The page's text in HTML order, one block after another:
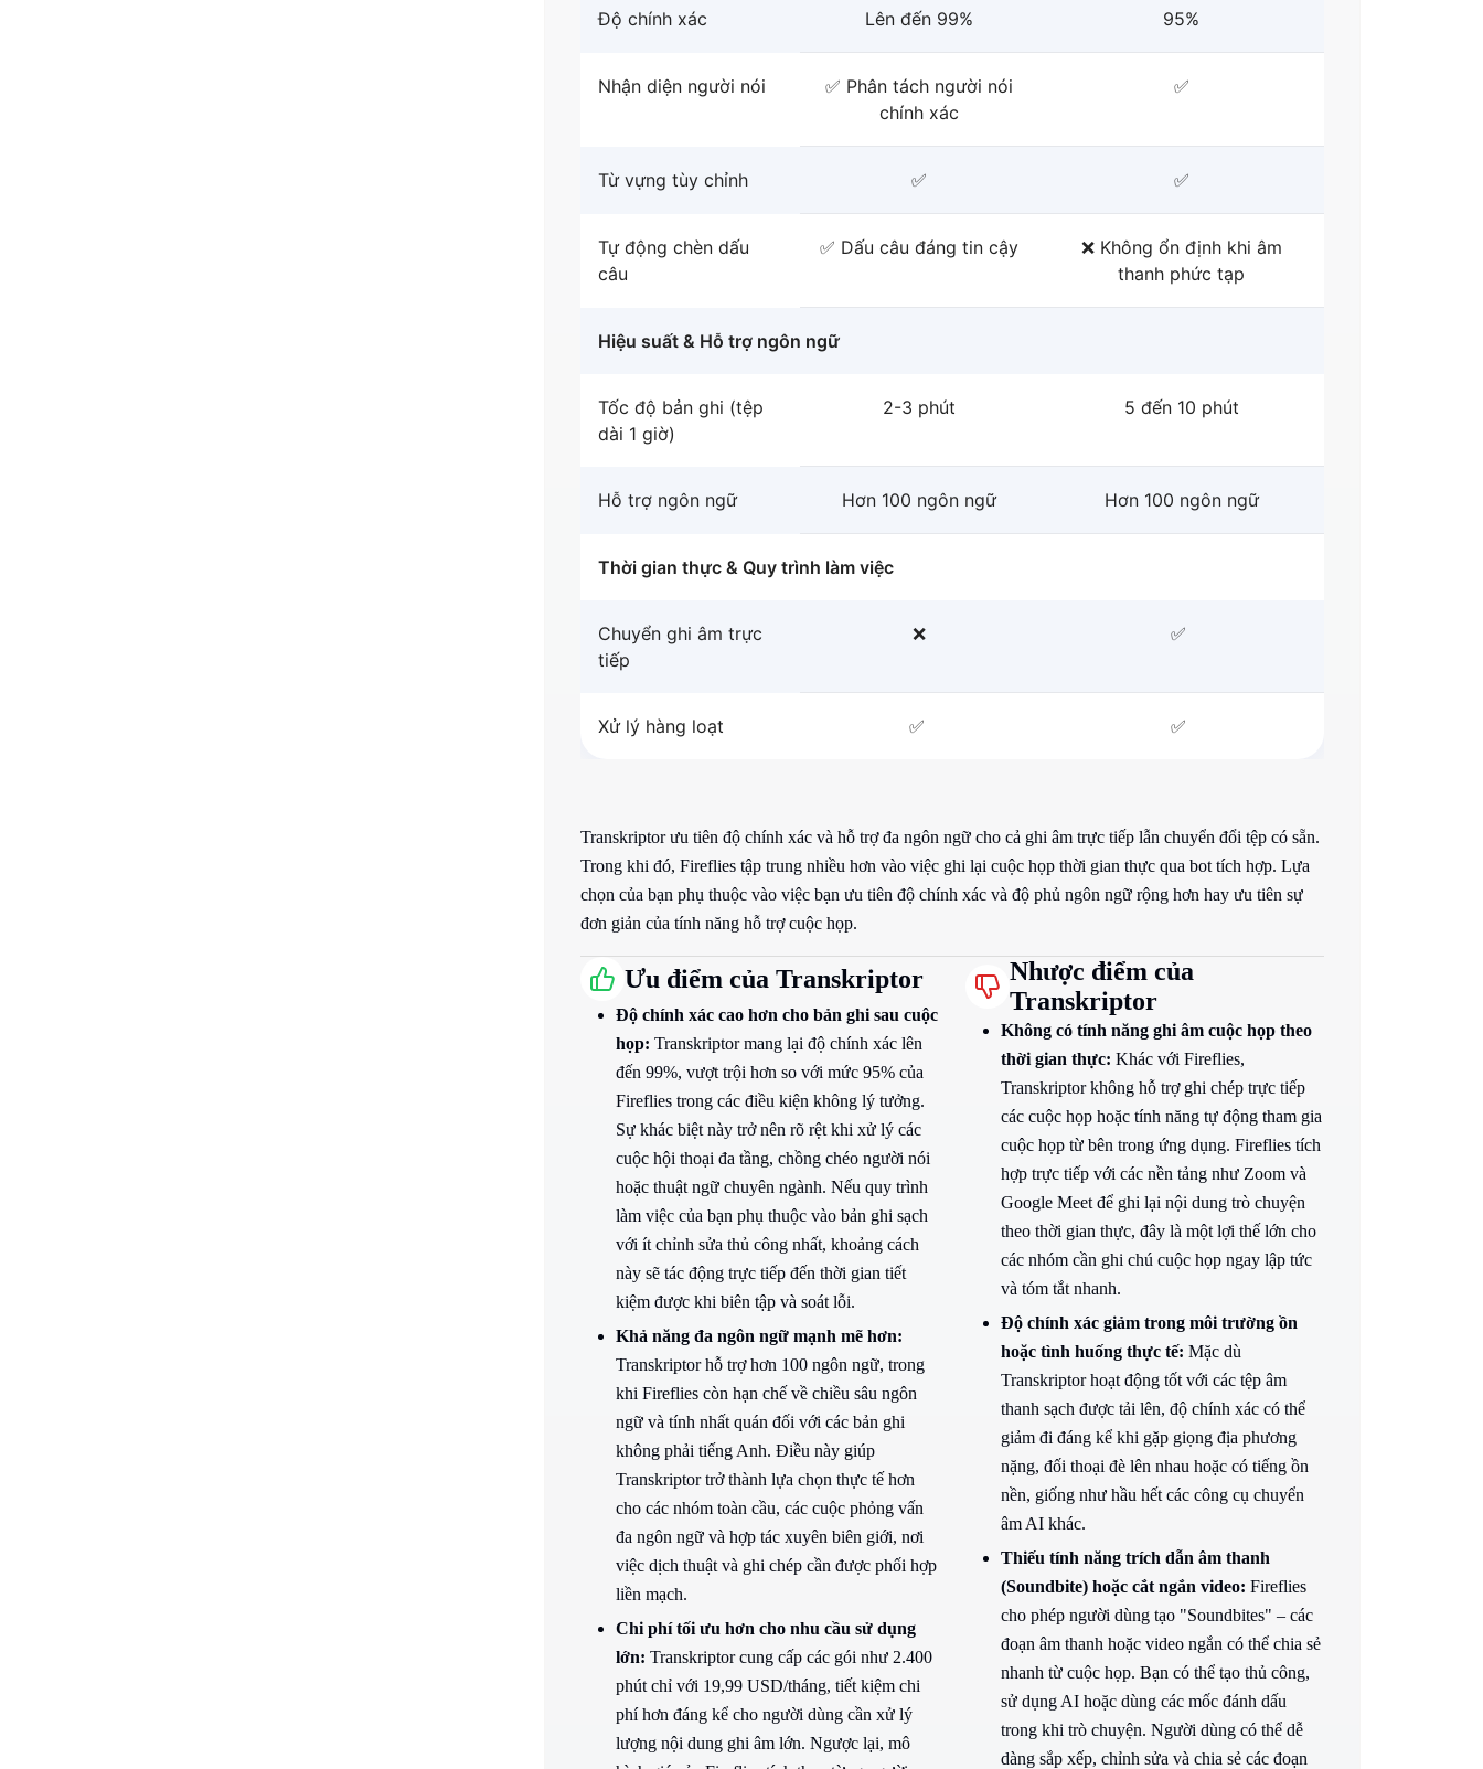
Độ chính xác Lên đến 99% 95%
Nhận diện người nói
✅ Phân tách người nói
chính xác
✅
Từ vựng tùy chỉnh ✅ ✅
Tự động chèn dấu
câu
✅ Dấu câu đáng tin cậy
❌ Không ổn định khi âm
thanh phức tạp
Hiệu suất & Hỗ trợ ngôn ngữ
Tốc độ bản ghi (tệp
dài 1 giờ)
2-3 phút 5 đến 10 phút
Hỗ trợ ngôn ngữ Hơn 100 ngôn ngữ Hơn 100 ngôn ngữ
Thời gian thực & Quy trình làm việc
Chuyển ghi âm trực
tiếp
❌ ✅
Xử lý hàng loạt ✅ ✅
Transkriptor ưu tiên độ chính xác và hỗ trợ đa ngôn ngữ cho cả ghi âm trực tiếp lẫn chuyển đổi tệp có sẵn.
Trong khi đó, Fireflies tập trung nhiều hơn vào việc ghi lại cuộc họp thời gian thực qua bot tích hợp. Lựa
chọn của bạn phụ thuộc vào việc bạn ưu tiên độ chính xác và độ phủ ngôn ngữ rộng hơn hay ưu tiên sự
đơn giản của tính năng hỗ trợ cuộc họp.
Ưu điểm của Transkriptor
Độ chính xác cao hơn cho bản ghi sau cuộc
họp: Transkriptor mang lại độ chính xác lên
đến 99%, vượt trội hơn so với mức 95% của
Fireflies trong các điều kiện không lý tưởng.
Sự khác biệt này trở nên rõ rệt khi xử lý các
cuộc hội thoại đa tầng, chồng chéo người nói
hoặc thuật ngữ chuyên ngành. Nếu quy trình
làm việc của bạn phụ thuộc vào bản ghi sạch
với ít chỉnh sửa thủ công nhất, khoảng cách
này sẽ tác động trực tiếp đến thời gian tiết
kiệm được khi biên tập và soát lỗi.
Khả năng đa ngôn ngữ mạnh mẽ hơn:
Transkriptor hỗ trợ hơn 100 ngôn ngữ, trong
khi Fireflies còn hạn chế về chiều sâu ngôn
ngữ và tính nhất quán đối với các bản ghi
không phải tiếng Anh. Điều này giúp
Transkriptor trở thành lựa chọn thực tế hơn
cho các nhóm toàn cầu, các cuộc phỏng vấn
đa ngôn ngữ và hợp tác xuyên biên giới, nơi
việc dịch thuật và ghi chép cần được phối hợp
liền mạch.
Chi phí tối ưu hơn cho nhu cầu sử dụng
lớn: Transkriptor cung cấp các gói như 2.400
phút chỉ với 19,99 USD/tháng, tiết kiệm chi
phí hơn đáng kể cho người dùng cần xử lý
lượng nội dung ghi âm lớn. Ngược lại, mô
Nhược điểm của
Transkriptor
Không có tính năng ghi âm cuộc họp theo
thời gian thực: Khác với Fireflies,
Transkriptor không hỗ trợ ghi chép trực tiếp
các cuộc họp hoặc tính năng tự động tham gia
cuộc họp từ bên trong ứng dụng. Fireflies tích
hợp trực tiếp với các nền tảng như Zoom và
Google Meet để ghi lại nội dung trò chuyện
theo thời gian thực, đây là một lợi thế lớn cho
các nhóm cần ghi chú cuộc họp ngay lập tức
và tóm tắt nhanh.
Độ chính xác giảm trong môi trường ồn
hoặc tình huống thực tế: Mặc dù
Transkriptor hoạt động tốt với các tệp âm
thanh sạch được tải lên, độ chính xác có thể
giảm đi đáng kể khi gặp giọng địa phương
nặng, đối thoại đè lên nhau hoặc có tiếng ồn
nền, giống như hầu hết các công cụ chuyển
âm AI khác.
Thiếu tính năng trích dẫn âm thanh
(Soundbite) hoặc cắt ngắn video: Fireflies
cho phép người dùng tạo "Soundbites" – các
đoạn âm thanh hoặc video ngắn có thể chia sẻ
nhanh từ cuộc họp. Bạn có thể tạo thủ công,
sử dụng AI hoặc dùng các mốc đánh dấu
trong khi trò chuyện. Người dùng có thể dễ
dàng sắp xếp, chỉnh sửa và chia sẻ các đoạn